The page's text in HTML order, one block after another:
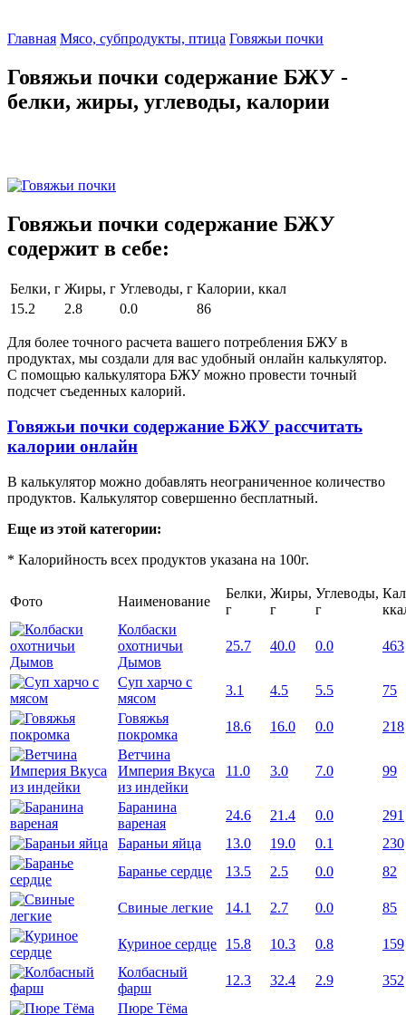
Главная Мясо, субпродукты, птица Говяжьи почки
Говяжьи почки содержание БЖУ -
белки, жиры, углеводы, калории
Говяжьи почки содержание БЖУ
содержит в себе:
Белки, г Жиры, г Углеводы, г Калории, ккал
15.2
2.8 0.0 86
Для более точного расчета вашего потребления БЖУ в
продуктах, мы создали для вас удобный онлайн калькулятор.
С помощью калькулятора БЖУ можно провести точный
подсчет съеденных калорий.
Говяжьи почки содержание БЖУ рассчитать
калории онлайн
В калькулятор можно добавлять неограниченное количество
продуктов. Калькулятор совершенно бесплатный.
Еще из этой категории:
* Калорийность всех продуктов указана на 100г.
Фото Наименование
Белки,
г
Жиры,
г
Углеводы,
г
Колбаски
охотничьи
Дымов
25.7 40.0 0.0 463
Суп харчо с
мясом
3.1 4.5 5.5
75
Говяжья
покромка
18.6 16.0 0.0
218
Ветчина
Империя Вкуса
из индейки
11.0 3.0 7.0 99
Баранина
вареная
24.6 21.4 0.0
291
Бараньи яйца
13.0 19.0 0.1
230
Баранье сердце
13.5 2.5 0.0 82
Свиные легкие 14.1 2.7 0.0 85
Куриное сердце 15.8 10.3 0.8
159
Колбасный
фарш
12.3 32.4 2.9
352
Пюре Тёма